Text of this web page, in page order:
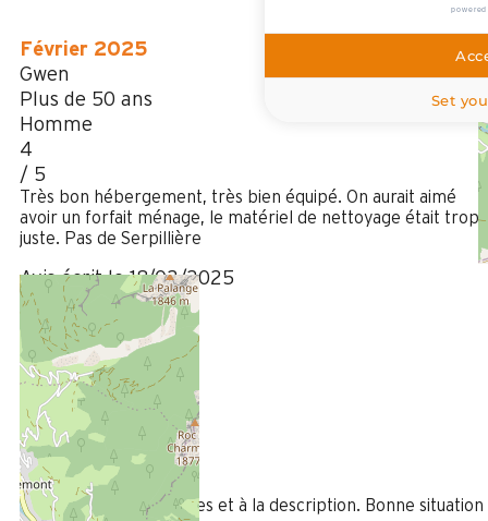
Février 2025
Gwen
Plus de 50 ans
Homme
4
/ 5
Très bon hébergement, très bien équipé. On aurait aimé
avoir un forfait ménage, le matériel de nettoyage était trop
juste. Pas de Serpillière
Avis écrit le 18/02/2025
Août 2022
Christophe
35 à 50 ans
Homme
4
/ 5
Conforme à nos attentes et à la description. Bonne situation
Set